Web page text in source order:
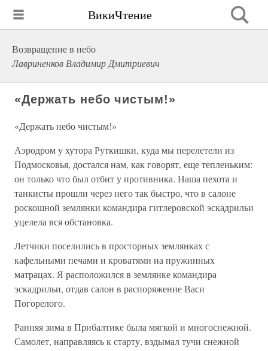
ВикиЧтение
Возвращение в небо
Лавриненков Владимир Дмитриевич
«Держать небо чистым!»
«Держать небо чистым!»
Аэродром у хутора Руткишки, куда мы перелетели из
Подмосковья, достался нам, как говорят, еще тепленьким:
он только что был отбит у противника. Наша пехота и
танкисты прошли через него так быстро, что в салоне
роскошной землянки командира гитлеровской эскадрильи
уцелела вся обстановка.
Летчики поселились в просторных землянках с
кафельными печами и кроватями на пружинных
матрацах. Я расположился в землянке командира
эскадрильи, отдав салон в распоряжение Васи
Погорелого.
Ранняя зима в Прибалтике была мягкой и многоснежной.
Самолет, направляясь к старту, вздымал тучи снежной